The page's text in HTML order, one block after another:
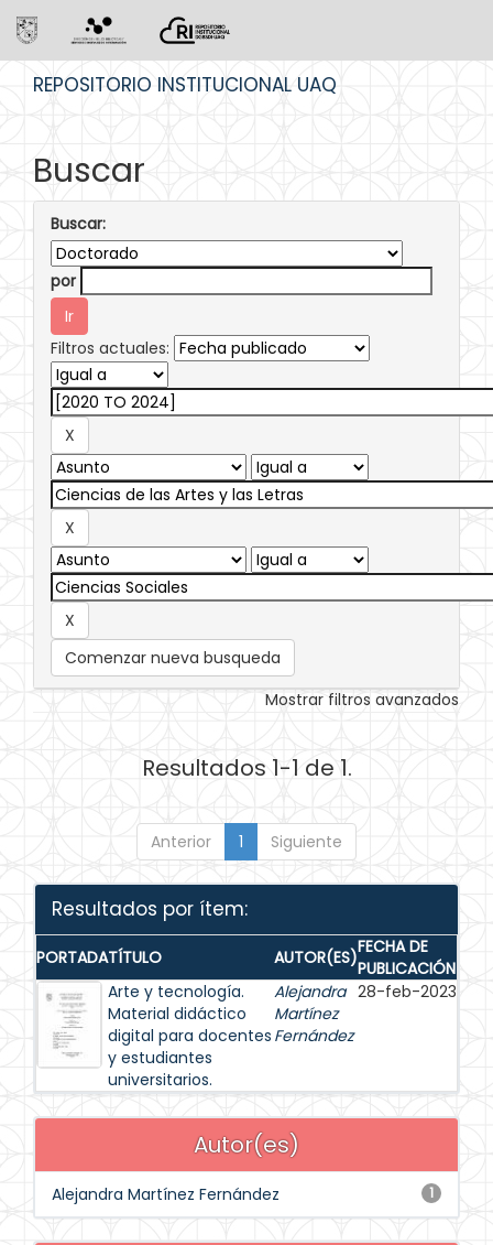
REPOSITORIO INSTITUCIONAL UAQ
Buscar
Buscar:
por
Filtros actuales:
Comenzar nueva busqueda
Mostrar filtros avanzados
Resultados 1-1 de 1.
Anterior 1 Siguiente
Resultados por ítem:
PORTADATÍTULO AUTOR(ES)FECHA DE
PUBLICACIÓN
Arte y tecnología.
Material didáctico
digital para docentes
y estudiantes
universitarios.
Alejandra
Martínez
Fernández
28-feb-2023
Autor(es)
1
Alejandra Martínez Fernández